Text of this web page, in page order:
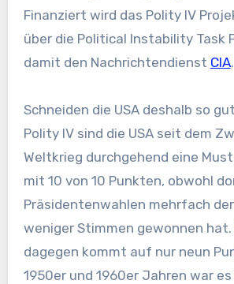
Finanziert wird das Polity IV
über die Political Instability Task
damit den Nachrichtendienst CIA.
Schneiden die USA deshalb so
Polity IV sind die USA seit dem
Weltkrieg durchgehend eine
mit 10 von 10 Punkten, obwohl
Präsidentenwahlen mehrfach
weniger Stimmen gewonnen hat.
dagegen kommt auf nur neun
1950er und 1960er Jahren war